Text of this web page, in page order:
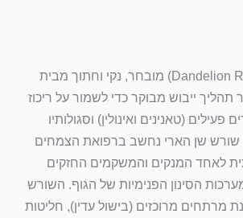
שורש שן הארי (Dandelion Root) מובחר, נקי וחתוך מבית
תהליך ייבוש מבוקר כדי לשמור על ריכוז
(טאנינים ואינולין) וסגולותיו
שורש שן הארי נחשב ברפואת הצמחים
לאחד המנקים והמשקמים החזקים
הסינון הפנימיות של הגוף. השורש
מרתחים מרוכזים (בישול עדין), חליטות